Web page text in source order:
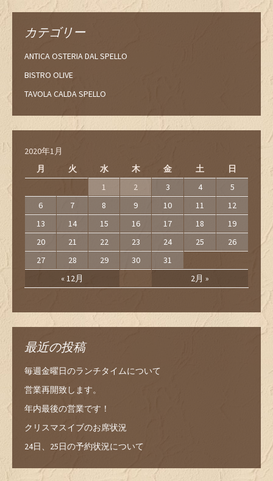
カテゴリー
ANTICA OSTERIA DAL SPELLO
BISTRO OLIVE
TAVOLA CALDA SPELLO
2020年1月
月
火 水 木 金 土 日
« 12月 2月 »
1 2 3 4
5
6
7 8 9 10 11
12
13
14 15 16 17 18
19
20
21 22 23 24 25
26
27
28 29 30 31
最近の投稿
毎週金曜日のランチタイムについて
営業再開致します。
年内最後の営業です！
クリスマスイブのお席状況
24日、25日の予約状況について